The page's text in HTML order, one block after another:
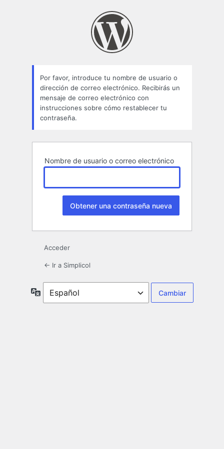
Por favor, introduce tu nombre de usuario o
dirección de correo electrónico. Recibirás un
mensaje de correo electrónico con
instrucciones sobre cómo restablecer tu
contraseña.
Nombre de usuario o correo electrónico
Acceder
← Ir a Simplicol
Idioma